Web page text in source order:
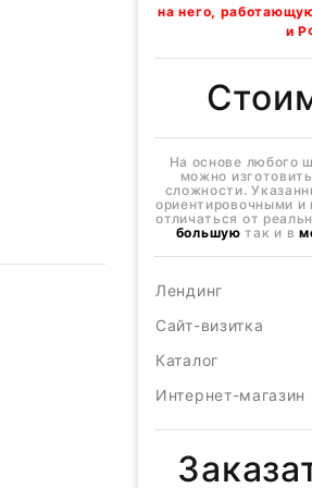
на него,
и
На основе любого
можно
сложности.
ориентировочными и
отличаться от
большую так и в
Лендинг
Сайт-визитка
Каталог
Интернет-магазин